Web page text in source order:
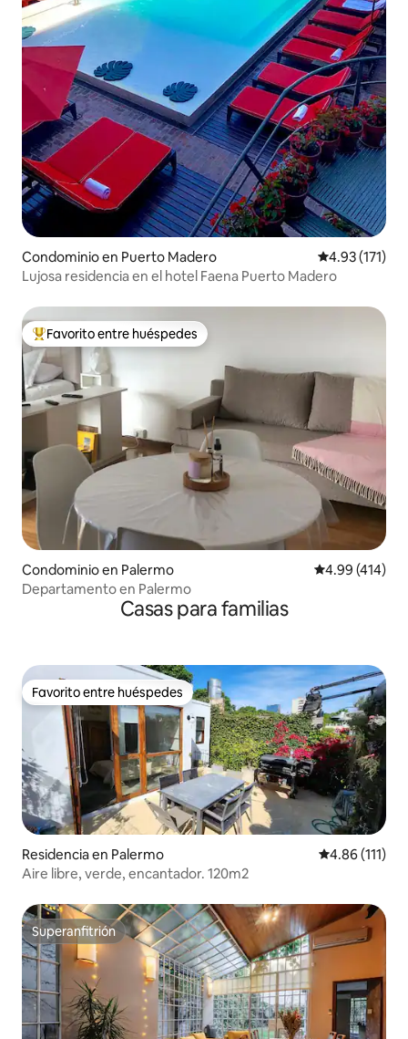
Condominio en Puerto Madero Calificación
4.93 (171)
Lujosa residencia en el hotel Faena Puerto Madero
De los mejores en Favorito entre huéspedes
Favorito entre huéspedes
Condominio en Palermo Calificación
4.99 (414)
Departamento en Palermo
Casas para familias
Favorito entre huéspedes
Favorito entre huéspedes
Residencia en Palermo Calificación
4.86 (111)
Aire libre, verde, encantador. 120m2
Superanfitrión
Superanfitrión